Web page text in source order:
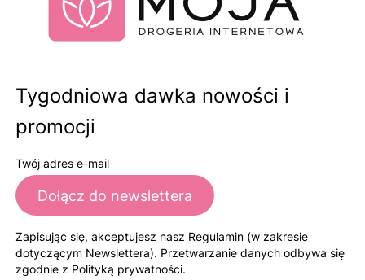
Tygodniowa dawka nowości i
promocji
Twój adres e-mail
Dołącz do newslettera
Zapisując się, akceptujesz nasz Regulamin (w zakresie
dotyczącym Newslettera). Przetwarzanie danych odbywa się
zgodnie z Polityką prywatności.